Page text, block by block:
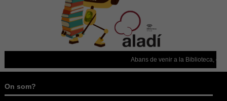
Abans de venir a la Biblioteca,
On som?
nostre lloc
web funcioni
el millor
possible
durant la
vostra visita.
aquestes